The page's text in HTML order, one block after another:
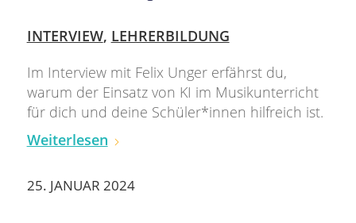
INTERVIEW, LEHRERBILDUNG
Im Interview mit Felix Unger erfährst du,
warum der Einsatz von KI im Musikunterricht
für dich und deine Schüler*innen hilfreich ist.
Weiterlesen
25. JANUAR 2024